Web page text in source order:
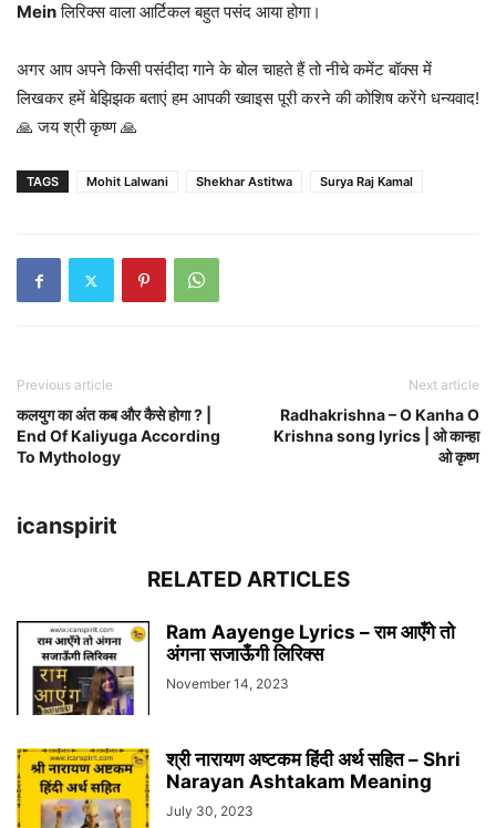
Meinलिरिक्स वाला आर्टिकल बहुत पसंद आया होगा।
अगर आप अपने किसी पसंदीदा गाने के बोल चाहते हैं तो नीचे कमेंट बॉक्स में
लिखकर हमें बेझिझक बताएं हम आपकी ख्वाइस पूरी करने की कोशिष करेंगे धन्यवाद!
🙏 जय श्री कृष्ण 🙏
TAGS Mohit Lalwani Shekhar Astitwa Surya Raj Kamal
Previous article
कलयुग का अंत कब और कैसे होगा ? |
End Of Kaliyuga According
To Mythology
Next article
Radhakrishna – O Kanha O
Krishna song lyrics | ओ कान्हा
ओ कृष्ण
icanspirit
RELATED ARTICLES
Ram Aayenge Lyrics – राम आएँगे तो
अंगना सजाऊँगी लिरिक्स
November 14, 2023
श्री नारायण अष्टकम हिंदी अर्थ सहित – Shri
Narayan Ashtakam Meaning
July 30, 2023